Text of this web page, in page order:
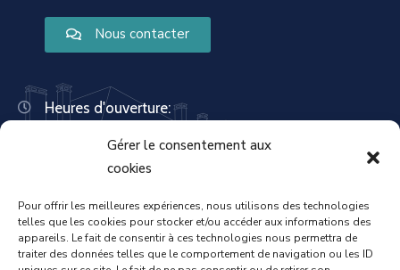
Gérer le consentement aux
cookies
Pour offrir les meilleures expériences, nous utilisons des technologies
telles que les cookies pour stocker et/ou accéder aux informations des
appareils. Le fait de consentir à ces technologies nous permettra de
traiter des données telles que le comportement de navigation ou les ID
Nous contacter
Heures d'ouverture:
Mardi : 13:30 – 18:00
Mercredi : 08:30 – 12:00 | 14:00 – 17:00
Vendredi : 08:30 – 12:00 | 14:00 – 17:00
Samedi : Fermée
Dimanche : Fermée